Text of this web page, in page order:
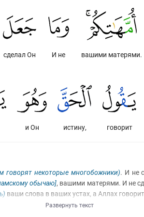
вашими матерями.
И не
сделал Он
говорит
истину,
и Он
говорят некоторые многобожники). И не
обычаю], вашими матерями. И не
ваши слова в ваших устах, а Аллах
Развернуть текст